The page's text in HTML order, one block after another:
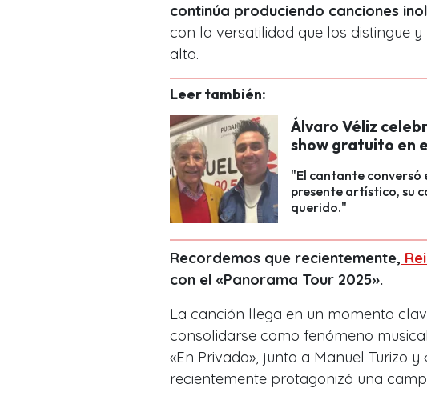
continúa produciendo canciones
con la versatilidad que los distingue
alto.
Leer también:
Álvaro Véliz
show gratuito en
"El cantante conversó
presente artístico, su
querido."
Recordemos que recientemente,
con el «Panorama Tour 2025».
La canción llega en un momento
consolidarse como fenómeno
«En Privado», junto a Manuel Turizo y
recientemente protagonizó una